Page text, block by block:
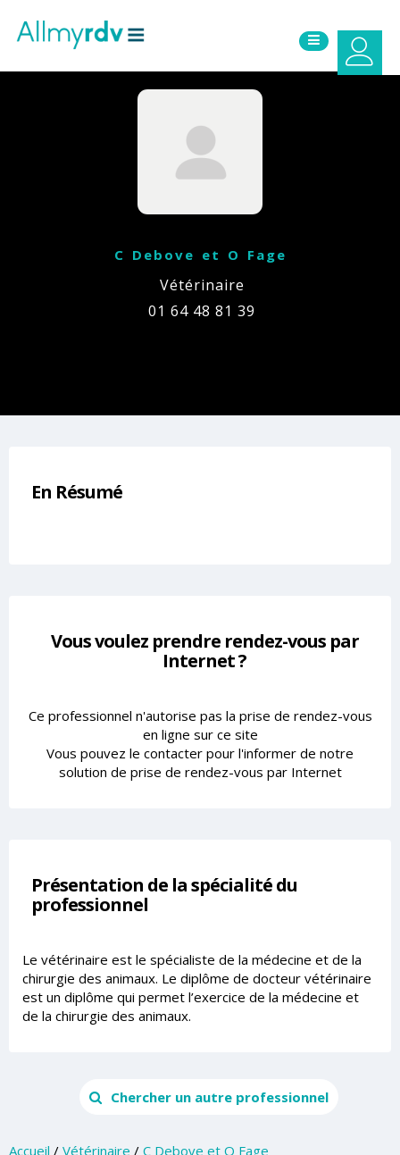
C Debove et O Fage
Vétérinaire
01 64 48 81 39
En Résumé
Vous voulez prendre rendez-vous par
Internet ?
Ce professionnel n'autorise pas la prise de rendez-vous
en ligne sur ce site
Vous pouvez le contacter pour l'informer de notre
solution de prise de rendez-vous par Internet
Présentation de la spécialité du
professionnel
Le vétérinaire est le spécialiste de la médecine et de la
chirurgie des animaux. Le diplôme de docteur vétérinaire
est un diplôme qui permet l’exercice de la médecine et
de la chirurgie des animaux.
Chercher un autre professionnel
Accueil / Vétérinaire / C Debove et O Fage